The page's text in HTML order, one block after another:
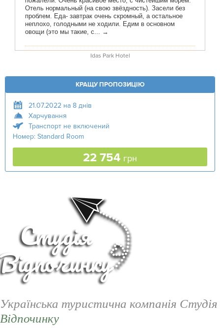
Idas Park Hotel
КРАЩУ ПРОПОЗИЦІЮ
21.07.2022 на 8 днів
Харчування
Транспорт не включений
Номер: Standard Room
22 754 грн
Українська туристична компанія Студія
Відпочинку